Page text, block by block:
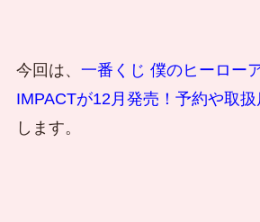
今回は、 一番くじ 僕のヒーロー
IMPACTが12月発売！予約や取
します。